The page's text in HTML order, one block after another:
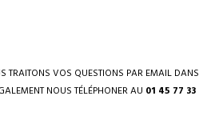
TRAITONS VOS QUESTIONS PAR EMAIL DANS
NOUS TÉLÉPHONER AU 01 45 77 33